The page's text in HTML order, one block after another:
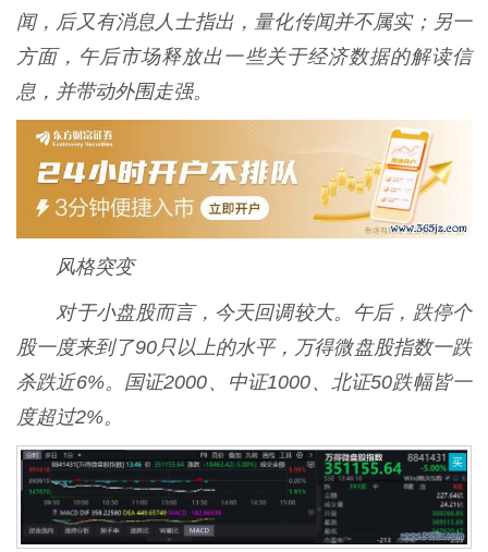
闻，后又有消息人士指出，量化传闻并不属实；另一
方面，午后市场释放出一些关于经济数据的解读信
息，并带动外围走强。
风格突变
对于小盘股而言，今天回调较大。午后，跌停个
股一度来到了90只以上的水平，万得微盘股指数一跌
杀跌近6%。国证2000、中证1000、北证50跌幅皆一
度超过2%。